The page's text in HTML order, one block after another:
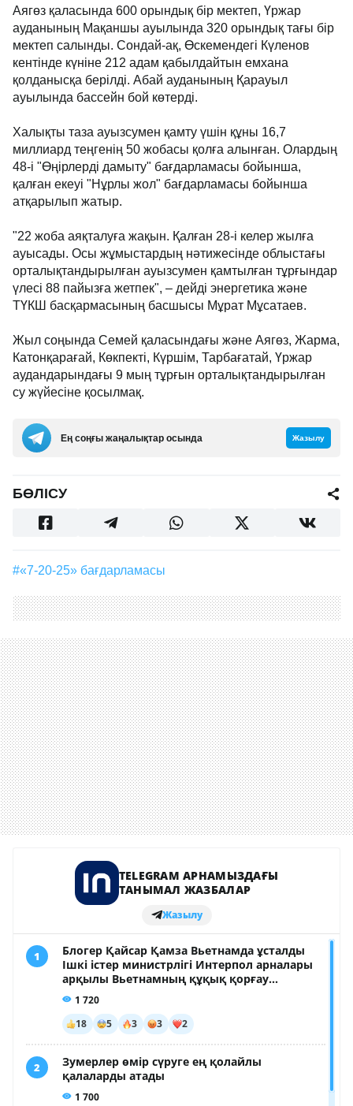
Аягөз қаласында 600 орындық бір мектеп, Үржар
ауданының Мақаншы ауылында 320 орындық тағы бір
мектеп салынды. Сондай-ақ, Өскемендегі Күленов
кентінде күніне 212 адам қабылдайтын емхана
қолданысқа берілді. Абай ауданының Қарауыл
ауылында бассейн бой көтерді.
Халықты таза ауызсумен қамту үшін құны 16,7
миллиард теңгенің 50 жобасы қолға алынған. Олардың
48-і "Өңірлерді дамыту" бағдарламасы бойынша,
қалған екеуі "Нұрлы жол" бағдарламасы бойынша
атқарылып жатыр.
"22 жоба аяқталуға жақын. Қалған 28-і келер жылға
ауысады. Осы жұмыстардың нәтижесінде облыстағы
орталықтандырылған ауызсумен қамтылған тұрғындар
үлесі 88 пайызға жетпек", – дейді энергетика және
ТҮКШ басқармасының басшысы Мұрат Мұсатаев.
Жыл соңында Семей қаласындағы және Аягөз, Жарма,
Катонқарағай, Көкпекті, Күршім, Тарбағатай, Үржар
аудандарындағы 9 мың тұрғын орталықтандырылған
су жүйесіне қосылмақ.
Ең соңғы жаңалықтар осында Жазылу
БӨЛІСУ
#«7-20-25» бағдарламасы